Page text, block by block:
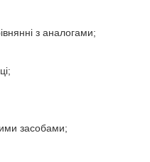
з аналогами;
засобами;